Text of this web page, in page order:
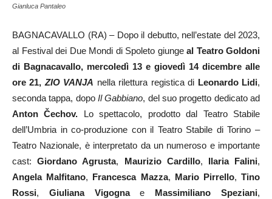
Gianluca Pantaleo
BAGNACAVALLO (RA) – Dopo il debutto, nell’estate del 2023,
al Festival dei Due Mondi di Spoleto giunge al Teatro Goldoni
di Bagnacavallo, mercoledì 13 e giovedì 14 dicembre alle
ore 21, ZIO VANJA nella rilettura registica di Leonardo Lidi,
seconda tappa, dopo Il Gabbiano, del suo progetto dedicato ad
Anton Čechov. Lo spettacolo, prodotto dal Teatro Stabile
dell’Umbria in co-produzione con il Teatro Stabile di Torino –
Teatro Nazionale, è interpretato da un numeroso e importante
cast:Giordano Agrusta, Maurizio Cardillo, Ilaria Falini,
Angela Malfitano, Francesca Mazza, Mario Pirrello,Tino
Rossi, Giuliana Vigognae Massimiliano Speziani,